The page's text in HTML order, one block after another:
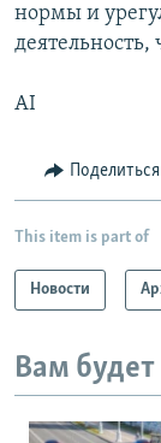
нормы и
AI
Поделиться
This item is part of
Новости
Вам